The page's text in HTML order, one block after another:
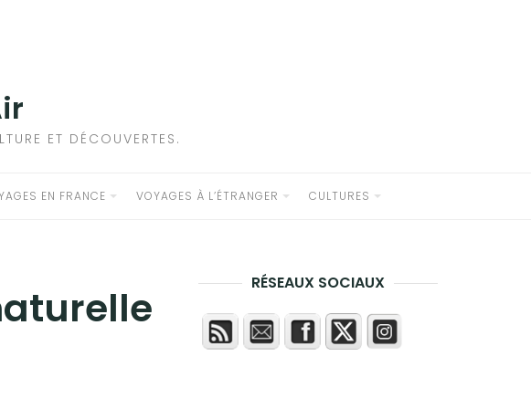
ET DÉCOUVERTES.
EN FRANCE VOYAGES À L’ÉTRANGER CULTURES
RÉSEAUX SOCIAUX